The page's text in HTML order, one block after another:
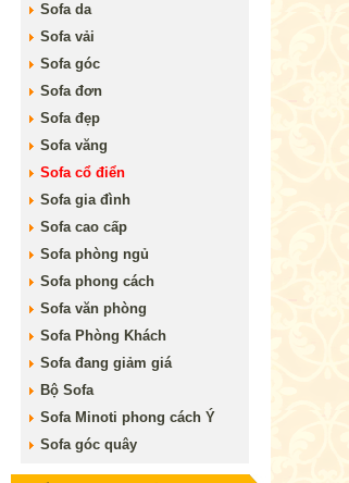
Sofa da
Sofa vải
Sofa góc
Sofa đơn
Sofa đẹp
Sofa văng
Sofa cổ điển
Sofa gia đình
Sofa cao cấp
Sofa phòng ngủ
Sofa phong cách
Sofa văn phòng
Sofa Phòng Khách
Sofa đang giảm giá
Bộ Sofa
Sofa Minoti phong cách Ý
Sofa góc quây